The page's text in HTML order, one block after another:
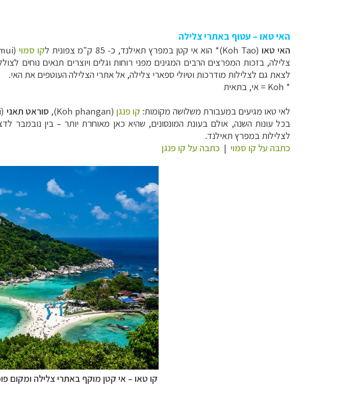
האי טאו – עטוף באתרי צלילה
האי טאו (
Koh Tao)* הוא אי קטן במפרץ תאילנד, כ- 85 ק"מ צפונית ל קו סמוי (
צלילה, בזכות המפרצים הרבים המגינים מפני רוחות וגלים ויוצרים תנאים נוחים
לצאת גם לצלילות מודרכות וטיולי ספארי צלילה, אל אתרי הצלילה העוטפים את האי.
*
Koh = אי, בתאית
לאי טאו מגיעים במעבורת משלושה מקומות: קו פנגן (
Koh phangan
), סוראט תאני (
בכל עונות השנה, אולם בעונת המונסונים, שהיא כאן מאוחרת יותר – בין נובמבר
לצלילות במפרץ תאילנד.
כתבה על קו סמוי | כתבה על קו פנגן
קו טאו – אי קטן מוקף באתרי צלילה ומקום